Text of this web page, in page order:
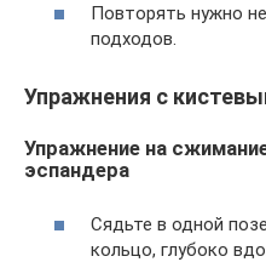
Повторять нужно
подходов.
Упражнения с
Упражнение на
эспандера
Сядьте в одной
кольцо, глубоко